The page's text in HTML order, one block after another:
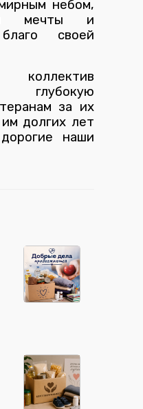
небом,
мечты и
своей
за их
долгих лет
наши